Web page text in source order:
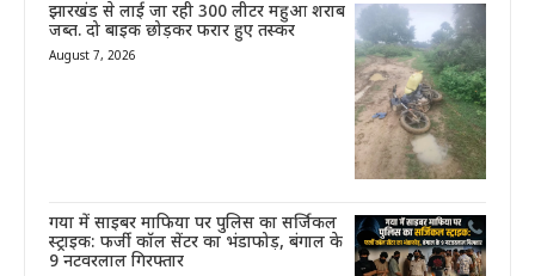
झारखंड से लाई जा रही 300 लीटर महुआ शराब
जब्त. दो बाइक छोड़कर फरार हुए तस्कर
August 7, 2026
गया में साइबर माफिया पर पुलिस का सर्जिकल
स्ट्राइक: फर्जी कॉल सेंटर का भंडाफोड़, बंगाल के
9 नटवरलाल गिरफ्तार